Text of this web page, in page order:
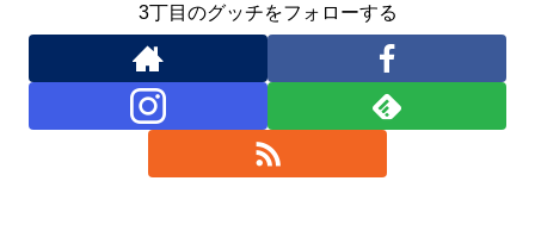
3丁目のグッチをフォローする